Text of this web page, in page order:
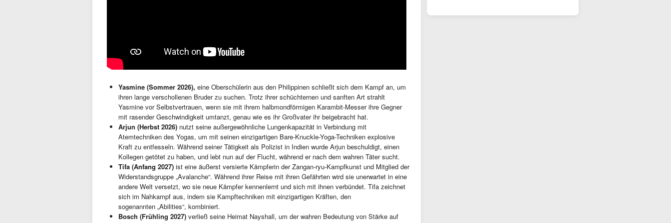
Yasmine (Sommer 2026), eine Oberschülerin aus den Philippinen schließt sich dem Kampf an, um
ihren lange verschollenen Bruder zu suchen. Trotz ihrer schüchternen und sanften Art strahlt
Yasmine vor Selbstvertrauen, wenn sie mit ihrem halbmondförmigen Karambit-Messer ihre Gegner
mit rasender Geschwindigkeit umtanzt, genau wie es ihr Großvater ihr beigebracht hat.
Arjun (Herbst 2026) nutzt seine außergewöhnliche Lungenkapazität in Verbindung mit
Atemtechniken des Yogas, um mit seinen einzigartigen Bare-Knuckle-Yoga-Techniken explosive
Kraft zu entfesseln. Während seiner Tätigkeit als Polizist in Indien wurde Arjun beschuldigt, einen
Kollegen getötet zu haben, und lebt nun auf der Flucht, während er nach dem wahren Täter sucht.
Tifa (Anfang 2027) ist eine äußerst versierte Kämpferin der Zangan-ryu-Kampfkunst und Mitglied der
Widerstandsgruppe „Avalanche“. Während ihrer Reise mit ihren Gefährten wird sie unerwartet in eine
andere Welt versetzt, wo sie neue Kämpfer kennenlernt und sich mit ihnen verbündet. Tifa zeichnet
sich im Nahkampf aus, indem sie Kampftechniken mit einzigartigen Kräften, den
sogenannten „Abilities“, kombiniert.
Bosch (Frühling 2027) verließ seine Heimat Nayshall, um der wahren Bedeutung von Stärke auf